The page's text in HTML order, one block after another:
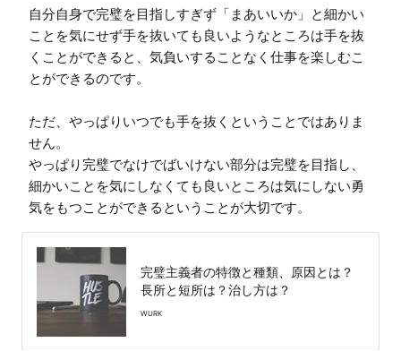
自分自身で完璧を目指しすぎず「まあいいか」と細かい
ことを気にせず手を抜いても良いようなところは手を抜
くことができると、気負いすることなく仕事を楽しむこ
とができるのです。
ただ、やっぱりいつでも手を抜くということではありま
せん。
やっぱり完璧でなけでばいけない部分は完璧を目指し、
細かいことを気にしなくても良いところは気にしない勇
気をもつことができるということが大切です。
完璧主義者の特徴と種類、原因とは？
長所と短所は？治し方は？
WURK